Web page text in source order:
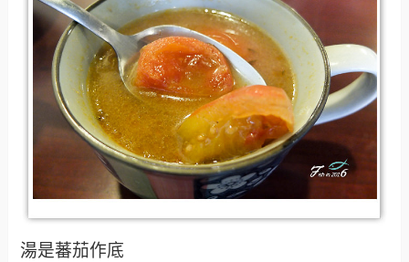
湯是蕃茄作底